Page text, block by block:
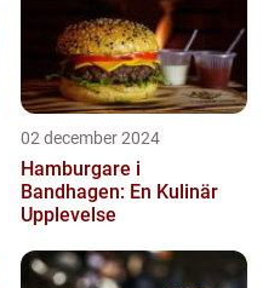
02 december 2024
Hamburgare i
Bandhagen: En Kulinär
Upplevelse